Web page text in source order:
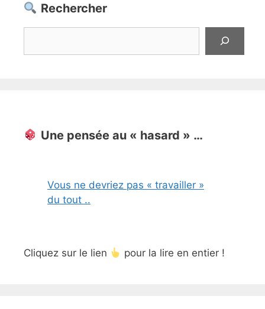
Rechercher
Une pensée au « hasard » …
Vous ne devriez pas « travailler »
du tout ..
Cliquez sur le lien pour la lire en entier !